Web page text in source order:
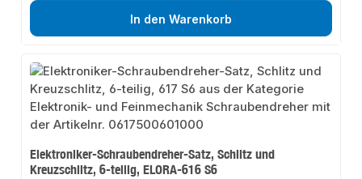
In den Warenkorb
Elektroniker-Schraubendreher-Satz, Schlitz und
Kreuzschlitz, 6-teilig, ELORA-616 S6